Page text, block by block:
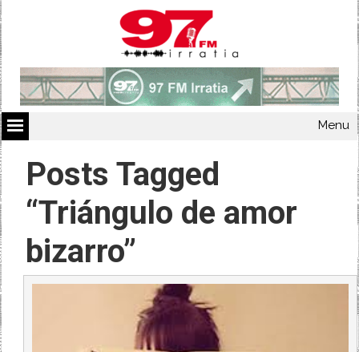
Menu
Posts Tagged
“Triángulo de amor
bizarro”